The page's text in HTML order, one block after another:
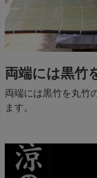
両端には黒竹
両端には黒竹を丸竹
ます。